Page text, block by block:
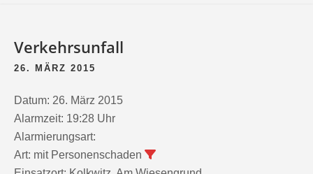
Verkehrsunfall
26. MÄRZ 2015
Datum: 26. März 2015
Alarmzeit: 19:28 Uhr
Alarmierungsart:
Art: mit Personenschaden